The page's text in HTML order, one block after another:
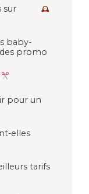
sur
baby-
promo
pour un
elles
tarifs